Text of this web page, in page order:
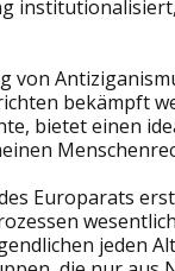
von
bekämpft
bietet einen
Europarats
jeden